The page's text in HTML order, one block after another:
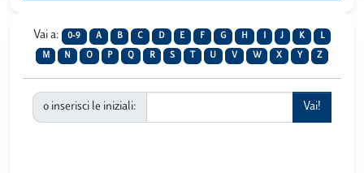
Vai a: 0-9 A B C D E F G H J K L
M N O P Q R S U V W X Y Z
o inserisci le iniziali: